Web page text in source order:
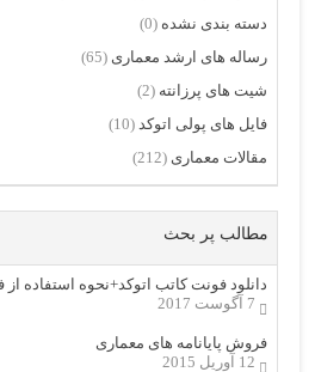
دسته بندی نشده (0)
رساله های ارشد معماری (65)
شیت های پرزانته (2)
فایل های پولی اتوکد (10)
مقالات معماری (212)
مطالب پر بحث
دانلود فونت کاتب اتوکد+نحوه استفاده
7 آگوست 2017
فروش پایانامه های معماری
12 آوریل 2015